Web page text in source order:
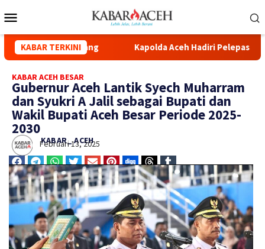
KABAR TERKINI
Kuala Simpang Kapolda Aceh Hadiri Pelepasan
KABAR ACEH BESAR
Gubernur Aceh Lantik Syech Muharram
dan Syukri A Jalil sebagai Bupati dan
Wakil Bupati Aceh Besar Periode 2025-
2030
KABAR_ ACEH
Februari 13, 2025